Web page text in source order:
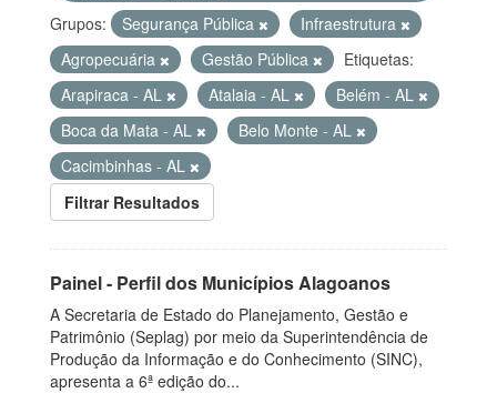
Grupos:
Segurança Pública
Infraestrutura
Agropecuária
Gestão Pública
Etiquetas:
Arapiraca - AL
Atalaia - AL
Belém - AL
Boca da Mata - AL
Belo Monte - AL
Cacimbinhas - AL
Filtrar Resultados
Painel - Perfil dos Municípios Alagoanos
A Secretaria de Estado do Planejamento, Gestão e
Patrimônio (Seplag) por meio da Superintendência de
Produção da Informação e do Conhecimento (SINC),
apresenta a 6ª edição do...